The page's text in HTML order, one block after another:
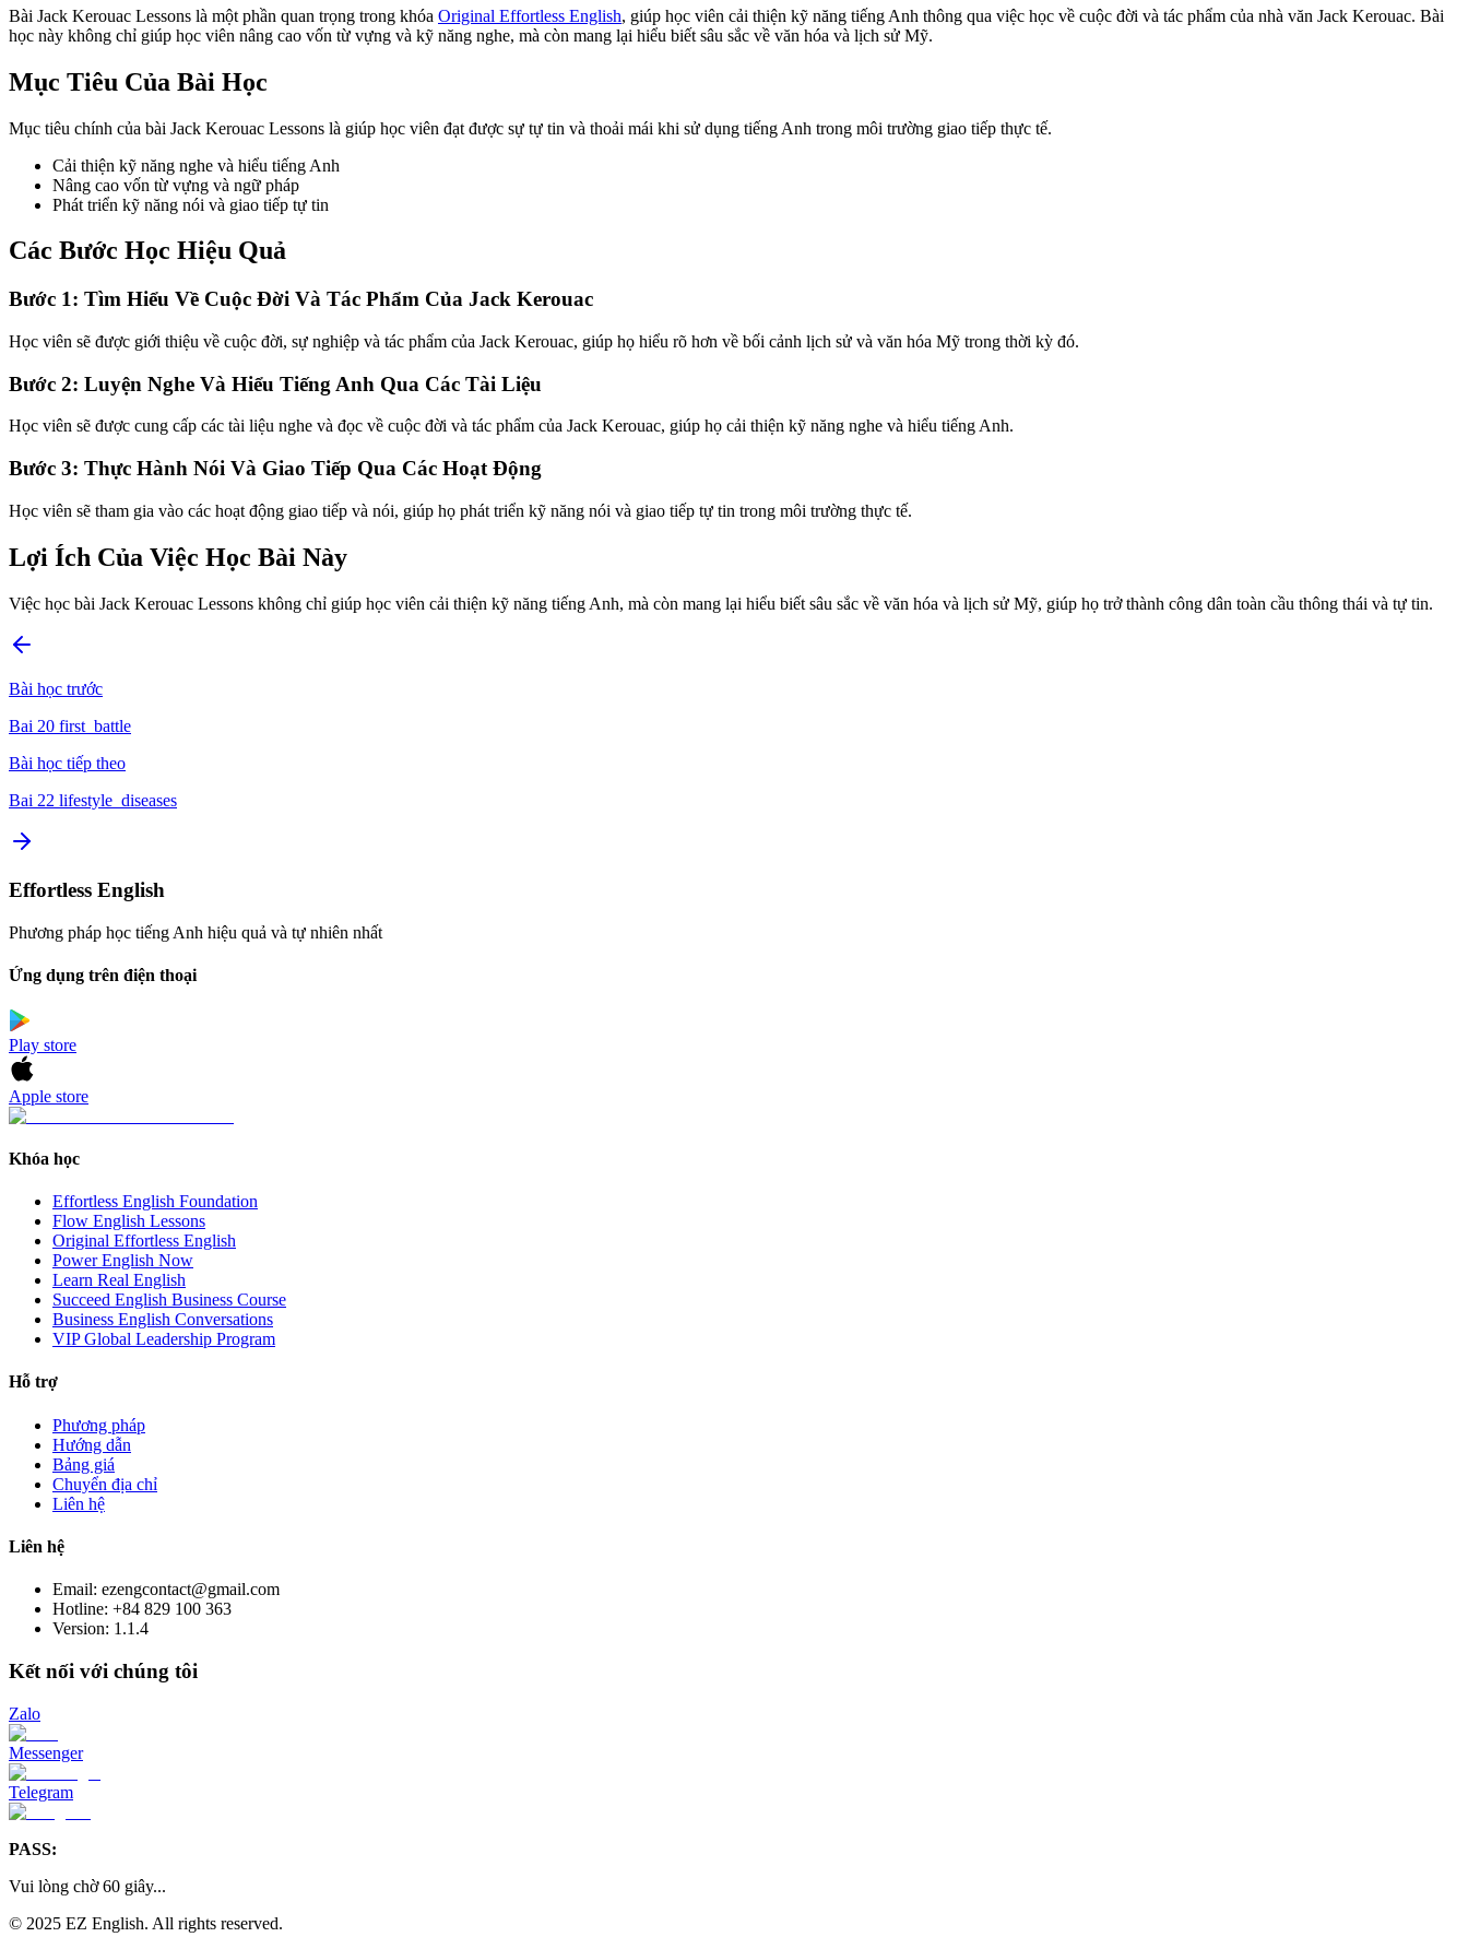
Bài Jack Kerouac Lessons là một phần quan trọng trong khóa Original Effortless English, giúp học viên cải thiện kỹ năng tiếng Anh thông qua việc học về cuộc đời và tác phẩm của nhà văn Jack Kerouac. Bài
học này không chỉ giúp học viên nâng cao vốn từ vựng và kỹ năng nghe, mà còn mang lại hiểu biết sâu sắc về văn hóa và lịch sử Mỹ.
Mục Tiêu Của Bài Học
Mục tiêu chính của bài Jack Kerouac Lessons là giúp học viên đạt được sự tự tin và thoải mái khi sử dụng tiếng Anh trong môi trường giao tiếp thực tế.
Cải thiện kỹ năng nghe và hiểu tiếng Anh
Nâng cao vốn từ vựng và ngữ pháp
Phát triển kỹ năng nói và giao tiếp tự tin
Các Bước Học Hiệu Quả
Bước 1: Tìm Hiểu Về Cuộc Đời Và Tác Phẩm Của Jack Kerouac
Học viên sẽ được giới thiệu về cuộc đời, sự nghiệp và tác phẩm của Jack Kerouac, giúp họ hiểu rõ hơn về bối cảnh lịch sử và văn hóa Mỹ trong thời kỳ đó.
Bước 2: Luyện Nghe Và Hiểu Tiếng Anh Qua Các Tài Liệu
Học viên sẽ được cung cấp các tài liệu nghe và đọc về cuộc đời và tác phẩm của Jack Kerouac, giúp họ cải thiện kỹ năng nghe và hiểu tiếng Anh.
Bước 3: Thực Hành Nói Và Giao Tiếp Qua Các Hoạt Động
Học viên sẽ tham gia vào các hoạt động giao tiếp và nói, giúp họ phát triển kỹ năng nói và giao tiếp tự tin trong môi trường thực tế.
Lợi Ích Của Việc Học Bài Này
Việc học bài Jack Kerouac Lessons không chỉ giúp học viên cải thiện kỹ năng tiếng Anh, mà còn mang lại hiểu biết sâu sắc về văn hóa và lịch sử Mỹ, giúp họ trở thành công dân toàn cầu thông thái và tự tin.
Bài học trước
Bai 20 first_battle
Bài học tiếp theo
Bai 22 lifestyle_diseases
Effortless English
Phương pháp học tiếng Anh hiệu quả và tự nhiên nhất
Ứng dụng trên điện thoại
Play store
Apple store
Khóa học
Effortless English Foundation
Flow English Lessons
Original Effortless English
Power English Now
Learn Real English
Succeed English Business Course
Business English Conversations
VIP Global Leadership Program
Hỗ trợ
Phương pháp
Hướng dẫn
Bảng giá
Chuyển địa chỉ
Liên hệ
Liên hệ
Email: ezengcontact@gmail.com
Hotline: +84 829 100 363
Version: 1.1.4
Kết nối với chúng tôi
Zalo
Messenger
Telegram
PASS:
Vui lòng chờ 60 giây...
© 2025 EZ English. All rights reserved.